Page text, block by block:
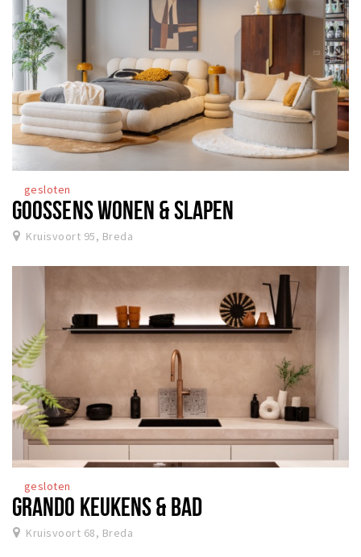
gesloten
GOOSSENS WONEN & SLAPEN
Kruisvoort 95, Breda
gesloten
GRANDO KEUKENS & BAD
Kruisvoort 68, Breda